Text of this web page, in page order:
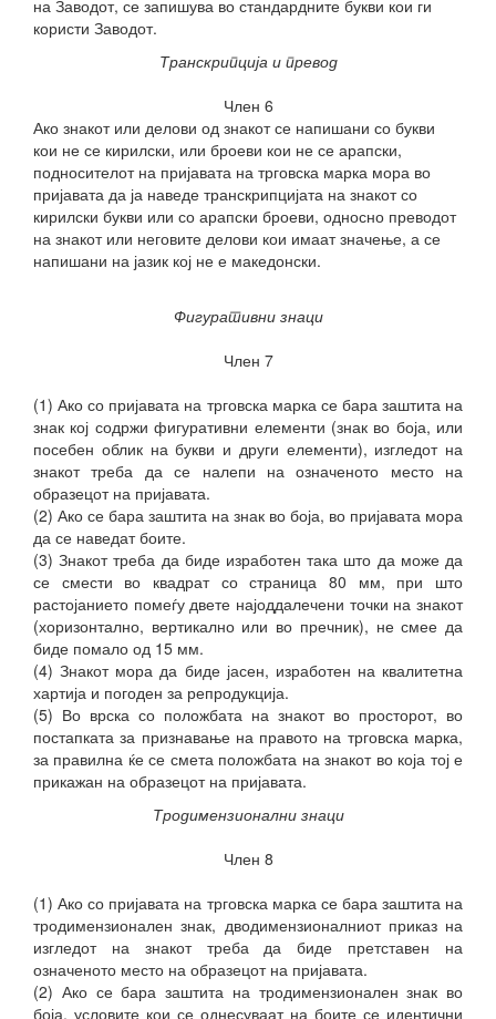
на Заводот, се запишува во стандардните букви кои ги
користи Заводот.
Транскрипција и превод
Член 6
Ако знакот или делови од знакот се напишани со букви
кои не се кирилски, или броеви кои не се арапски,
подносителот на пријавата на трговска марка мора во
пријавата да ја наведе транскрипцијата на знакот со
кирилски букви или со арапски броеви, односно преводот
на знакот или неговите делови кои имаат значење, а се
напишани на јазик кој не е македонски.
Фигуративни знаци
Член 7
(1) Ако со пријавата на трговска марка се бара заштита на
знак кој содржи фигуративни елементи (знак во боја, или
посебен облик на букви и други елементи), изгледот на
знакот треба да се налепи на означеното место на
образецот на пријавата.
(2) Ако се бара заштита на знак во боја, во пријавата мора
да се наведат боите.
(3) Знакот треба да биде изработен така што да може да
се смести во квадрат со страница 80 мм, при што
растојанието помеѓу двете најоддалечени точки на знакот
(хоризонтално, вертикално или во пречник), не смее да
биде помало од 15 мм.
(4) Знакот мора да биде јасен, изработен на квалитетна
хартија и погоден за репродукција.
(5) Во врска со положбата на знакот во просторот, во
постапката за признавање на правото на трговска марка,
за правилна ќе се смета положбата на знакот во која тој е
прикажан на образецот на пријавата.
Тродимензионални знаци
Член 8
(1) Ако со пријавата на трговска марка се бара заштита на
тродимензионален знак, дводимензионалниот приказ на
изгледот на знакот треба да биде претставен на
означеното место на образецот на пријавата.
(2) Ако се бара заштита на тродимензионален знак во
боја, условите кои се однесуваат на боите се идентични